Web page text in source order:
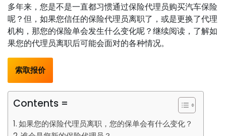
多年来，您是不是一直都习惯通过保险代理员购买汽车保险
呢？但，如果您信任的保险代理员离职了，或是更换了代理
机构，那您的保险单会发生什么变化呢？继续阅读，了解如
果您的代理员离职后可能会面对的各种情况。
索取报价
Contents =
如果您的保险代理员离职，您的保单会有什么变化？